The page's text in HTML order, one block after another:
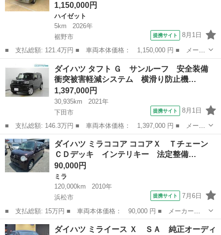
1,150,000円
ハイゼット
5km
2026年
裾野市
提携サイト 8月1日
■ 支払総額: 121.4万円 ■ 車両本体価格： 1,150,000 円 ■ メーカ
ー名： ダイハツ ■ 車種名： ハイゼットトラック ■ グレード
名： スタンダード ラジオ 保証付き ■ 排気量： 660cc ■ ド
ア...
裾野市 ハイゼット
ダイハツ タフト Ｇ サンルーフ 安全装備
衝突被害軽減システム 横滑り防止機…
1,397,000円
30,935km
2021年
下田市
提携サイト 8月1日
■ 支払総額: 146.3万円 ■ 車両本体価格： 1,397,000 円 ■ メーカ
ー名： ダイハツ ■ 車種名： タフト ■ グレード名： Ｇ サン
ルーフ 安全装備 衝突被害軽減システム 横滑り防止機能 ＡＢ
Ｓ エアバ...
静岡 下田市 ダイハツ
ダイハツ ミラココア ココアＸ Ｔチェーン
ＣＤデッキ インテリキー 法定整備…
90,000円
ミラ
120,000km
2010年
浜松市
提携サイト 7月6日
■ 支払総額: 15万円 ■ 車両本体価格： 90,000 円 ■ メーカー
名： ダイハツ ■ 車種名： ミラココア ■ グレード名： ココア
Ｘ Ｔチェーン ＣＤデッキ インテリキー 法定整備付 Ｐ／Ｗ
静岡 浜松市 ミラ
ダイハツ ミライース Ｘ ＳＡ 純正オーディ